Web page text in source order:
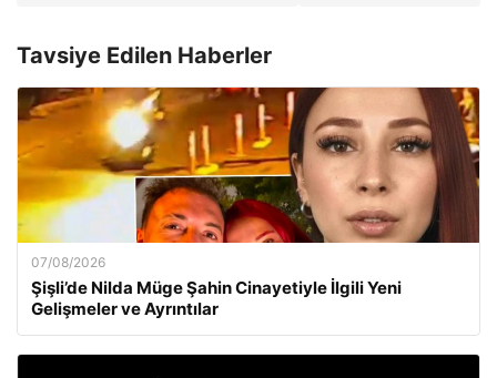
Tavsiye Edilen Haberler
07/08/2026
Şişli’de Nilda Müge Şahin Cinayetiyle İlgili Yeni
Gelişmeler ve Ayrıntılar